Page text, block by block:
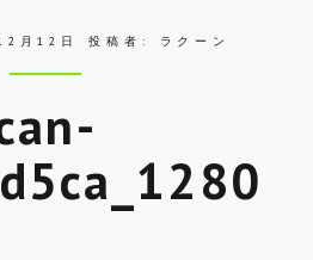
月12日 投稿者: ラクーン